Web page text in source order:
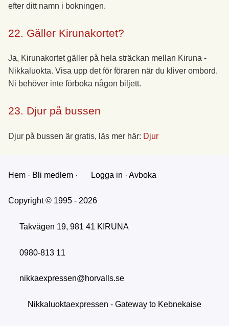
efter ditt namn i bokningen.
22. Gäller Kirunakortet?
Ja, Kirunakortet gäller på hela sträckan mellan Kiruna -
Nikkaluokta. Visa upp det för föraren när du kliver ombord.
Ni behöver inte förboka någon biljett.
23. Djur på bussen
Djur på bussen är gratis, läs mer här: Djur
Hem · Bli medlem · Logga in · Avboka
Copyright © 1995 - 2026
Takvägen 19, 981 41 KIRUNA
0980-813 11
nikkaexpressen@horvalls.se
Nikkaluoktaexpressen - Gateway to Kebnekaise